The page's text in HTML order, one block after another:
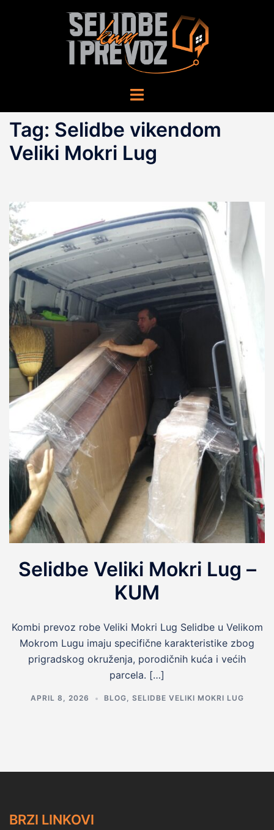
Toggle
Tag: Selidbe vikendom
Veliki Mokri Lug
Selidbe Veliki Mokri Lug –
KUM
Kombi prevoz robe Veliki Mokri Lug Selidbe u Velikom
Mokrom Lugu imaju specifične karakteristike zbog
prigradskog okruženja, porodičnih kuća i većih
parcela. […]
APRIL 8, 2026 BLOG, SELIDBE VELIKI MOKRI LUG
BRZI LINKOVI